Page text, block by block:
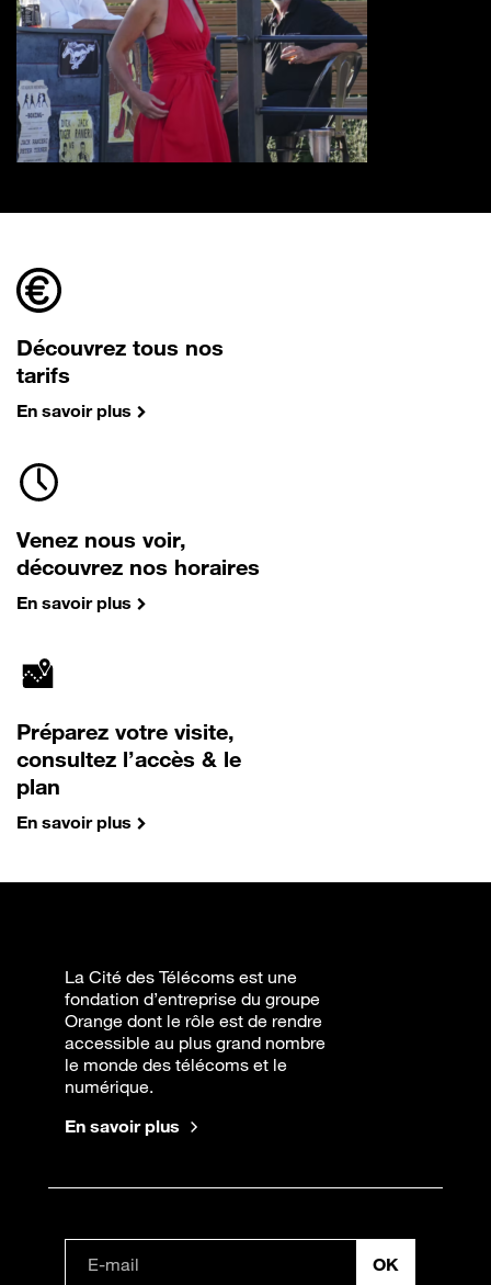
Découvrez tous nos
tarifs
En savoir plus
Venez nous voir,
découvrez nos horaires
En savoir plus
Préparez votre visite,
consultez l’accès & le
plan
En savoir plus
La Cité des Télécoms est une
fondation d’entreprise du groupe
Orange dont le rôle est de rendre
accessible au plus grand nombre
le monde des télécoms et le
numérique.
En savoir plus